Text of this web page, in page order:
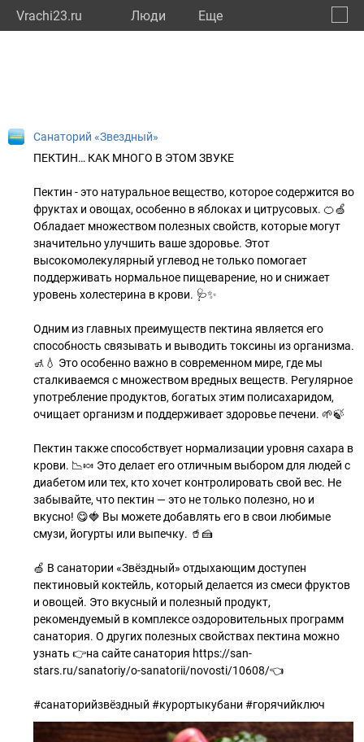
Vrachi23.ru Люди Eще
Санаторий «Звездный»
ПЕКТИН… КАК МНОГО В ЭТОМ ЗВУКЕ
Пектин - это натуральное вещество, которое содержится во
фруктах и овощах, особенно в яблоках и цитрусовых. 🍊🍏
Обладает множеством полезных свойств, которые могут
значительно улучшить ваше здоровье. Этот
высокомолекулярный углевод не только помогает
поддерживать нормальное пищеварение, но и снижает
уровень холестерина в крови. 🩺✨
Одним из главных преимуществ пектина является его
способность связывать и выводить токсины из организма.
🚮💧 Это особенно важно в современном мире, где мы
сталкиваемся с множеством вредных веществ. Регулярное
употребление продуктов, богатых этим полисахаридом,
очищает организм и поддерживает здоровье печени. 🌱🍃
Пектин также способствует нормализации уровня сахара в
крови. 📉🍬 Это делает его отличным выбором для людей с
диабетом или тех, кто хочет контролировать свой вес. Не
забывайте, что пектин — это не только полезно, но и
вкусно! 😋🍓 Вы можете добавлять его в свои любимые
смузи, йогурты или выпечку. 🥤🍰
🍏 В санатории «Звёздный» отдыхающим доступен
пектиновый коктейль, который делается из смеси фруктов
и овощей. Это вкусный и полезный продукт,
рекомендуемый в комплексе оздоровительных программ
санатория. О других полезных свойствах пектина можно
узнать 👉на сайте санатория https://san-
stars.ru/sanatoriy/o-sanatorii/novosti/10608/👈
#санаторийзвёздный #курортыкубани #горячийключ